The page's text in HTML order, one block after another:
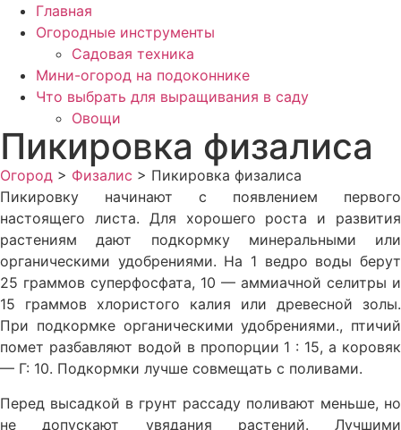
Главная
Огородные инструменты
Садовая техника
Мини-огород на подоконнике
Что выбрать для выращивания в саду
Овощи
Пикировка физалиса
Огород > Физалис > Пикировка физалиса
Пикировку начинают с появлением первого
настоящего листа. Для хорошего роста и развития
растениям дают под­кормку минеральными или
органическими удобрениями. На 1 ведро воды берут
25 граммов суперфосфата, 10 — аммиач­ной селитры и
15 граммов хлористого калия или древесной золы.
При подкормке органическими удобрениями., птичий
помет разбавляют водой в пропорции 1 : 15, а коровяк
— Г: 10. Подкормки лучше совмещать с поливами.
Перед высадкой в грунт рассаду поливают меньше, но
не допускают увядания растений. Лучшими